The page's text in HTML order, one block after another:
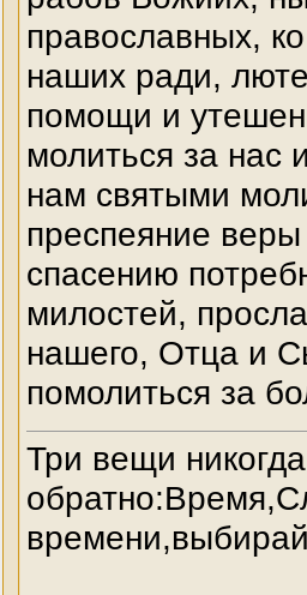
православных,
наших ради,
помощи и
молиться за нас
нам святыми
преспеяние
спасению
милостей,
нашего, Отца и
помолиться за
Три вещи